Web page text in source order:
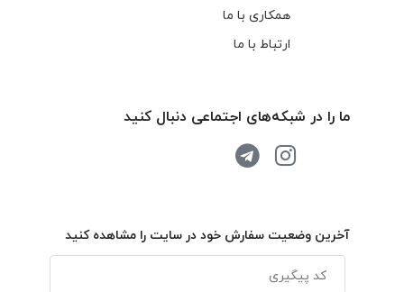
همکاری با ما
ارتباط با ما
ما را در شبکه‌های اجتماعی دنبال کنید
آخرین وضعیت سفارش خود در سایت را مشاهده کنید